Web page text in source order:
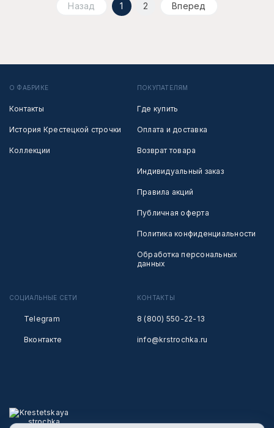
Назад 1 2 Вперед
О ФАБРИКЕ
Контакты
История Крестецкой строчки
Коллекции
ПОКУПАТЕЛЯМ
Где купить
Оплата и доставка
Возврат товара
Индивидуальный заказ
Правила акций
Публичная оферта
Политика конфиденциальности
Обработка персональных
данных
СОЦИАЛЬНЫЕ СЕТИ
Telegram
Вконтакте
КОНТАКТЫ
8 (800) 550-22-13
info@krstrochka.ru